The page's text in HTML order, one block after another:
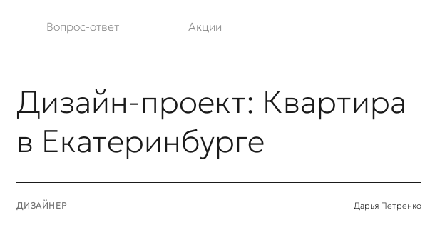
Вопрос-ответ Акции
Дизайн-проект: Квартира
в Екатеринбурге
ДИЗАЙНЕР Дарья Петренко